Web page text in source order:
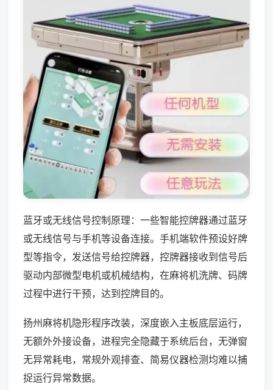
蓝牙或无线信号控制原理：一些智能控牌器通过蓝牙
或无线信号与手机等设备连接。手机端软件预设好牌
型等指令，发送信号给控牌器，控牌器接收到信号后
驱动内部微型电机或机械结构，在麻将机洗牌、码牌
过程中进行干预，达到控牌目的。
扬州麻将机隐形程序改装，深度嵌入主板底层运行，
无额外外接设备，进程完全隐藏于系统后台，无弹窗
无异常耗电，常规外观排查、简易仪器检测均难以捕
捉运行异常数据。